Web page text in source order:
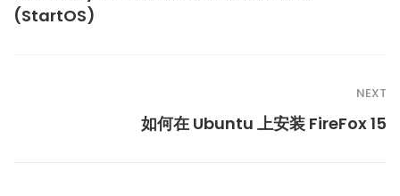
(StartOS)
NEXT
如何在 Ubuntu 上安装 FireFox 15